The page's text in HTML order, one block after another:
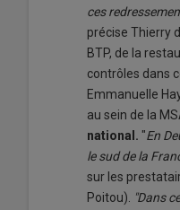
ces
précise Thierry
BTP, de la
contrôles dans
Emmanuelle
au sein de la
national. "En
le sud de la
sur les
Poitou).
"Dans